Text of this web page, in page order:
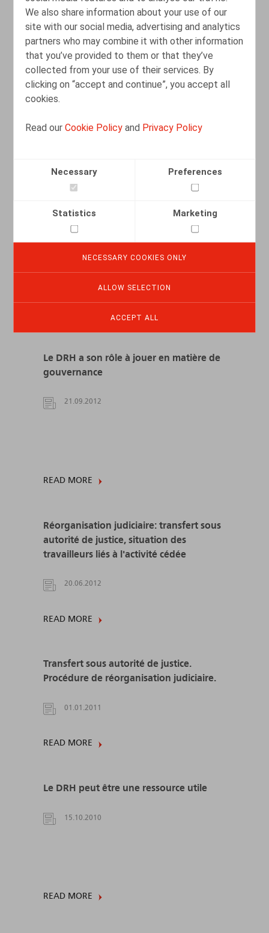
We also share information about your use of our
site with our social media, advertising and analytics
partners who may combine it with other information
that you’ve provided to them or that they’ve
collected from your use of their services. By
clicking on “accept and continue”, you accept all
cookies.
Read ourCookie Policy and Privacy Policy
Necessary Preferences
Statistics Marketing
NECESSARY COOKIES ONLY
ALLOW SELECTION
ACCEPT ALL
READ MORE
Transfert d'entreprise sous autorité de
justice
HR moet een rol spelen inzake
26.10.2012
Le DRH a son rôle à jouer en matière de
gouvernance
21.09.2012
READ MORE
Réorganisation judiciaire: transfert sous
autorité de justice, situation des
travailleurs liés à l'activité cédée
20.06.2012
READ MORE
Transfert sous autorité de justice.
Procédure de réorganisation judiciaire.
01.01.2011
READ MORE
Le DRH peut être une ressource utile
15.10.2010
READ MORE